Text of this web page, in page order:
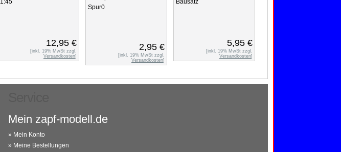
1:45
12,95 €
[inkl. 19% MwSt zzgl.
Versandkosten]
Spur0
2,95 €
[inkl. 19% MwSt zzgl.
Versandkosten]
Bausatz
5,95 €
[inkl. 19% MwSt zzgl.
Versandkosten]
Mein zapf-modell.de
» Mein Konto
» Meine Bestellungen